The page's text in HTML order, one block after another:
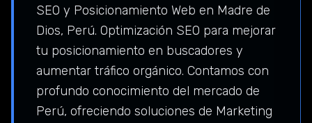
SEO y Posicionamiento Web en Madre de
Dios, Perú. Optimización SEO para mejorar
tu posicionamiento en buscadores y
aumentar tráfico orgánico. Contamos con
profundo conocimiento del mercado de
Perú, ofreciendo soluciones de Marketing